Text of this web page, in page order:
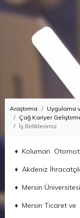
Araştırma
Uygulama
Çağ Kariyer
İş Birliklerimiz
♦ Koluman
♦ Akdeniz
♦ Mersin
♦ Mersin Ticaret ve